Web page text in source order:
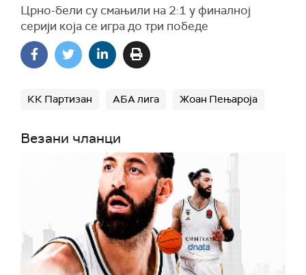
Црно-бели су смањили на 2:1 у финалној
серији која се игра до три победе
КК Партизан АБА лига Жоан Пењароја
Везани чланци